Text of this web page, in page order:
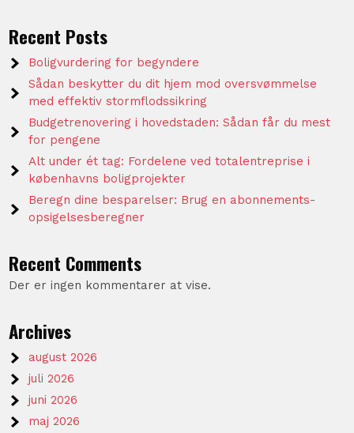
Recent Posts
Boligvurdering for begyndere
Sådan beskytter du dit hjem mod oversvømmelse
med effektiv stormflodssikring
Budgetrenovering i hovedstaden: Sådan får du mest
for pengene
Alt under ét tag: Fordelene ved totalentreprise i
københavns boligprojekter
Beregn dine besparelser: Brug en abonnements-
opsigelsesberegner
Recent Comments
Der er ingen kommentarer at vise.
Archives
august 2026
juli 2026
juni 2026
maj 2026